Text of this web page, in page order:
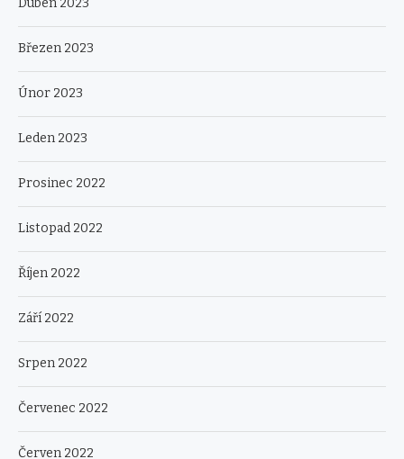
Duben 2023
Březen 2023
Únor 2023
Leden 2023
Prosinec 2022
Listopad 2022
Říjen 2022
Září 2022
Srpen 2022
Červenec 2022
Červen 2022